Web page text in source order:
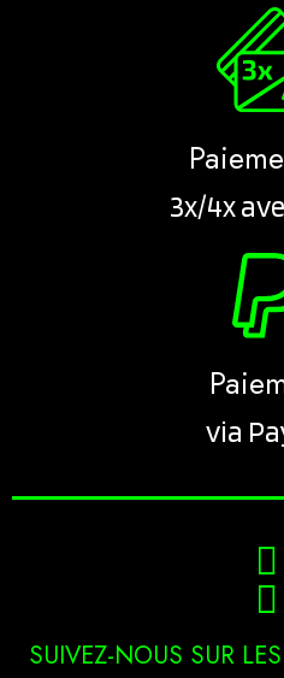
3x/4x
via
SUIVEZ-NOUS SUR